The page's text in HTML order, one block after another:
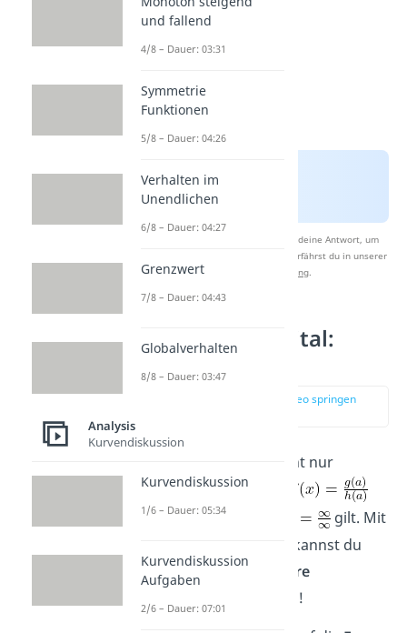
Nach Beantwortung speichern wir deine Antwort, um
Studyflix zu verbessern. Mehr dazu erfährst du in unserer
Datenschutzerklärung.
Satz von l’Hospital:
zur Stelle im Video springen
Du kannst l’Hopital nicht nur
verwenden, wenn
mit
oder
gilt. Mit
ein paar kleinen Tricks kannst du
den Satz auch auf
andere
übertragen!
und fallend
4/8 – Dauer: 03:31
Symmetrie
Funktionen
5/8 – Dauer: 04:26
Verhalten im
Unendlichen
6/8 – Dauer: 04:27
Grenzwert
7/8 – Dauer: 04:43
Globalverhalten
8/8 – Dauer: 03:47
Analysis
Kurvendiskussion
Kurvendiskussion
1/6 – Dauer: 05:34
Kurvendiskussion
Aufgaben
2/6 – Dauer: 07:01